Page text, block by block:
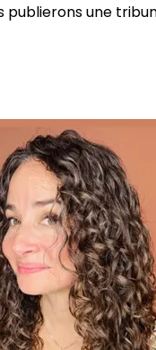
publierons une